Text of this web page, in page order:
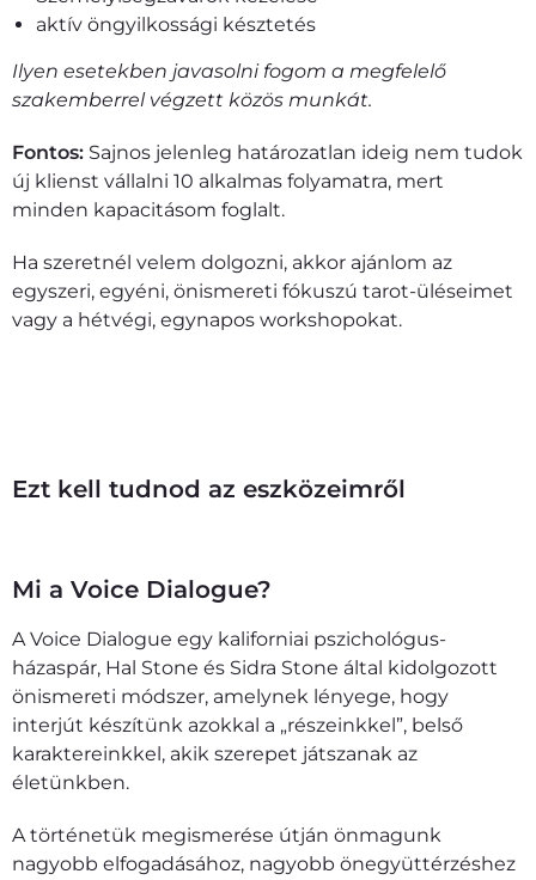
aktív öngyilkossági késztetés
Ilyen esetekben javasolni fogom a megfelelő
szakemberrel végzett közös munkát.
Fontos: Sajnos jelenleg határozatlan ideig nem tudok
új klienst vállalni 10 alkalmas folyamatra, mert
minden kapacitásom foglalt.
Ha szeretnél velem dolgozni, akkor ajánlom az
egyszeri, egyéni, önismereti fókuszú tarot-üléseimet
vagy a hétvégi, egynapos workshopokat.
Ezt kell tudnod az eszközeimről
Mi a Voice Dialogue?
A Voice Dialogue egy kaliforniai pszichológus-
házaspár, Hal Stone és Sidra Stone által kidolgozott
önismereti módszer, amelynek lényege, hogy
interjút készítünk azokkal a „részeinkkel”, belső
karaktereinkkel, akik szerepet játszanak az
életünkben.
A történetük megismerése útján önmagunk
nagyobb elfogadásához, nagyobb önegyüttérzéshez